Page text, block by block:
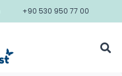
+90 530 950 77 00